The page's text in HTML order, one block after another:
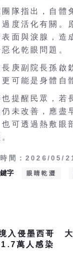
團隊指出，自體
過度活化有關。
表面與淚腺，造
化乾眼問題。
長庚副院長孫啟
更可能是身體自
也提醒民眾，若
仍未改善，應盡
也可透過熱敷眼
時間：2026/05/
字
眼睛乾澀
入侵墨西哥
萬人感染